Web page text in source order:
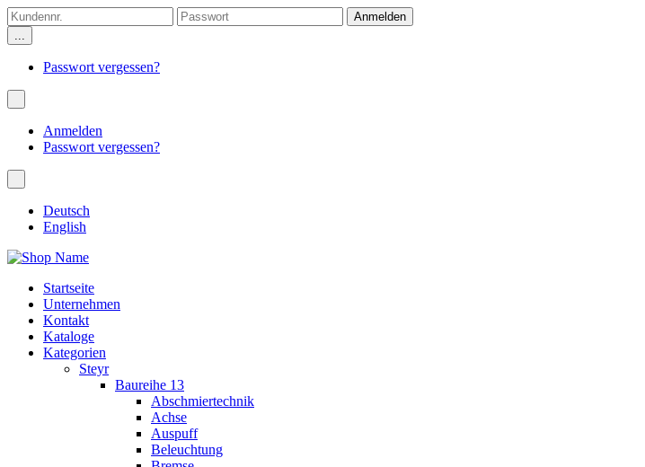
...
Passwort vergessen?
Anmelden
Passwort vergessen?
Deutsch
English
Startseite
Unternehmen
Kontakt
Kataloge
Kategorien
Steyr
Baureihe 13
Abschmiertechnik
Achse
Auspuff
Beleuchtung